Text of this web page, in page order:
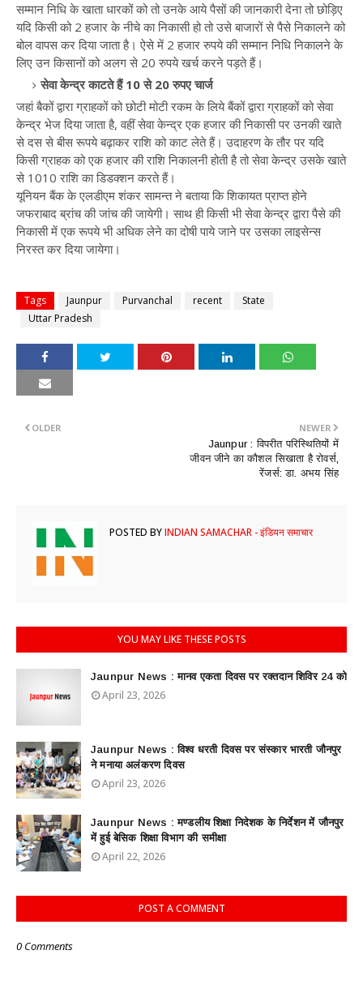
सम्मान निधि के खाता धारकों को तो उनके आये पैसों की जानकारी देना तो छोड़िए
यदि किसी को 2 हजार के नीचे का निकासी हो तो उसे बाजारों से पैसे निकालने को
बोल वापस कर दिया जाता है। ऐसे में 2 हजार रुपये की सम्मान निधि निकालने के
लिए उन किसानों को अलग से 20 रुपये खर्च करने पड़ते हैं।
सेवा केन्द्र काटते हैं 10 से 20 रुपए चार्ज
जहां बैकों द्वारा ग्राहकों को छोटी मोटी रकम के लिये बैंकों द्वारा ग्राहकों को सेवा
केन्द्र भेज दिया जाता है, वहीं सेवा केन्द्र एक हजार की निकासी पर उनकी खाते
से दस से बीस रूपये बढ़ाकर राशि को काट लेते हैं। उदाहरण के तौर पर यदि
किसी ग्राहक को एक हजार की राशि निकालनी होती है तो सेवा केन्द्र उसके खाते
से 1010 राशि का डिडक्शन करते हैं।
यूनियन बैंक के एलडीएम शंकर सामन्त ने बताया कि शिकायत प्राप्त होने
जफराबाद ब्रांच की जांच की जायेगी। साथ ही किसी भी सेवा केन्द्र द्वारा पैसे की
निकासी में एक रूपये भी अधिक लेने का दोषी पाये जाने पर उसका लाइसेन्स
निरस्त कर दिया जायेगा।
Tags Jaunpur Purvanchal recent
State
Uttar Pradesh
NEWER
Jaunpur : ​विपरीत परिस्थितियों में
जीवन जीने का कौशल सिखाता है रोवर्स,
रेंजर्स: डा. अभय सिंह
OLDER
POSTED BYINDIAN SAMACHAR - इंडियन समाचार
YOU MAY LIKE THESE POSTS
Jaunpur News : ​मानव एकता दिवस पर रक्तदान शिविर 24 को
April 23, 2026
Jaunpur News : विश्व धरती दिवस पर संस्कार भारती जौनपुर
ने मनाया अलंकरण दिवस
April 23, 2026
Jaunpur News : ​मण्डलीय शिक्षा निदेशक के निर्देशन में जौनपुर
में हुई बेसिक शिक्षा विभाग की समीक्षा
April 22, 2026
POST A COMMENT
0 Comments